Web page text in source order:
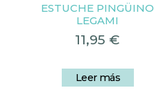
ESTUCHE PINGÜINO
LEGAMI
11,95 €
Leer más